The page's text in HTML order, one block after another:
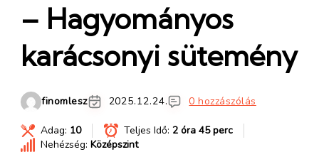
– Hagyományos
karácsonyi sütemény
finomlesz 2025.12.24. 0 hozzászólás
Adag: 10 Teljes Idő: 2 óra 45 perc
Nehézség: Középszint